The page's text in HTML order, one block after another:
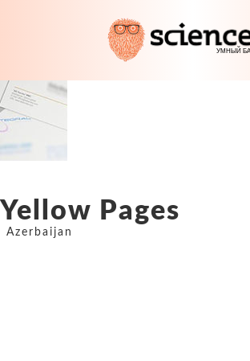
Yellow Pages
Azerbaijan